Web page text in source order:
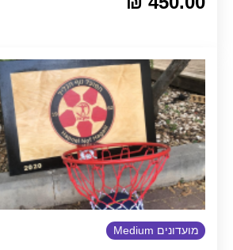
מועדונים Medium